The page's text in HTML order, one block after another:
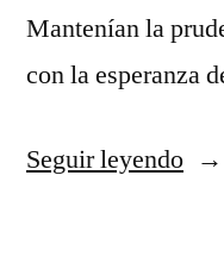
Mantenían la
con la esperanza
Seguir leyendo